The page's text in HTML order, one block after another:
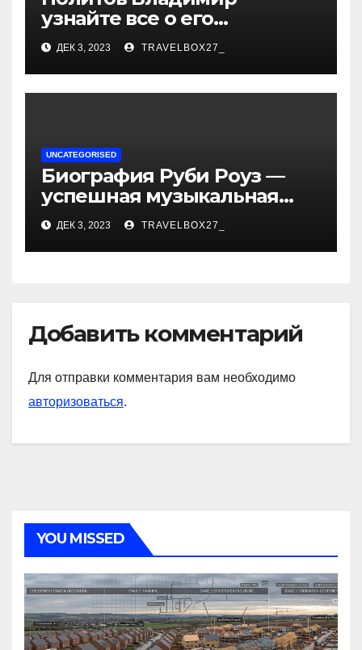
узнайте все о его
биографии, возрасте и
впечатляющих
достижениях!
ДЕК 3, 2023 TRAVELBOX27_
UNCATEGORISED
Биография Руби Роуз —
успешная музыкальная
карьера, личная жизнь и
знаковые достижения
ДЕК 3, 2023 TRAVELBOX27_
Добавить комментарий
Для отправки комментария вам необходимо
авторизоваться.
YOU MISSED